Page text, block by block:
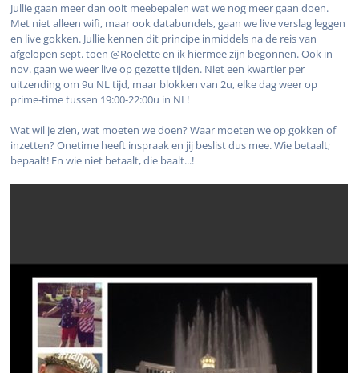
Jullie gaan meer dan ooit meebepalen wat we nog meer gaan doen.
Met niet alleen wifi, maar ook databundels, gaan we live verslag leggen
en live gokken. Jullie kennen dit principe inmiddels na de reis van
afgelopen sept. toen @Roelette en ik hiermee zijn begonnen. Ook in
nov. gaan we weer live op gezette tijden. Niet een kwartier per
uitzending om 9u NL tijd, maar blokken van 2u, elke dag weer op
prime-time tussen 19:00-22:00u in NL!
Wat wil je zien, wat moeten we doen? Waar moeten we op gokken of
inzetten? Onetime heeft inspraak en jij beslist dus mee. Wie betaalt;
bepaalt! En wie niet betaalt, die baalt...!